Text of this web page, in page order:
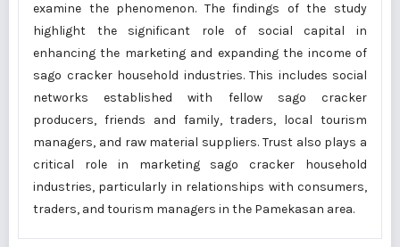
examine the phenomenon. The findings of the study
highlight the significant role of social capital in
enhancing the marketing and expanding the income of
sago cracker household industries. This includes social
networks established with fellow sago cracker
producers, friends and family, traders, local tourism
managers, and raw material suppliers. Trust also plays a
critical role in marketing sago cracker household
industries, particularly in relationships with consumers,
traders, and tourism managers in the Pamekasan area.